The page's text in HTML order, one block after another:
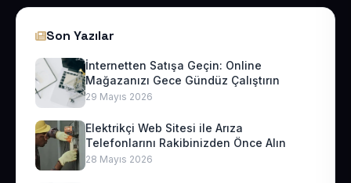
Son Yazılar
İnternetten Satışa Geçin: Online
Mağazanızı Gece Gündüz Çalıştırın
29 Mayıs 2026
Elektrikçi Web Sitesi ile Arıza
Telefonlarını Rakibinizden Önce Alın
28 Mayıs 2026